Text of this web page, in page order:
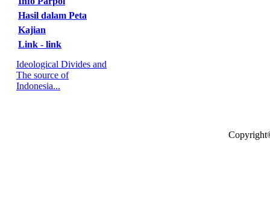
Hasil dalam Peta
Kajian
Link - link
Ideological Divides and
The source of
Indonesia...